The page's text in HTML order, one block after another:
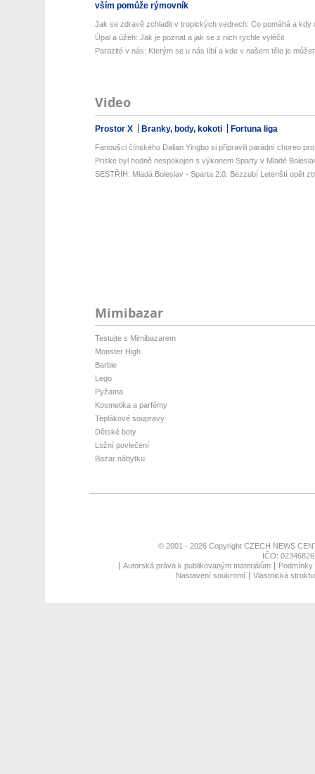
vším pomůže rýmovník
Jak se zdravě zchladit v tropických vedrech: Co pomáhá a kdy
Úpal a úžeh: Jak je poznat a jak se z nich rychle vyléčit
Parazité v nás: Kterým se u nás líbí a kde v našem těle je
Video
Prostor X Branky, body, kokoti Fortuna liga
Fanoušci čínského Dalian Yingbo si připravili parádní choreo
Priske byl hodně nespokojen s výkonem Sparty v Mladé
SESTŘIH: Mladá Boleslav - Sparta 2:0. Bezzubí Letenští opět
Mimibazar
Testujte s Mimibazarem
Monster High
Barbie
Lego
Pyžama
Kosmetika a parfémy
Teplákové soupravy
Dětské boty
Ložní povlečení
Bazar nábytku
© 2001 - 2026 Copyright CZECH NEWS
IČO:
Autorská práva k publikovaným materiálům
Nastavení soukromí
Vlastnická